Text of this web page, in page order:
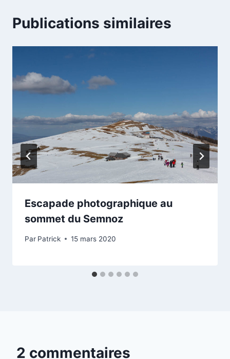
Publications similaires
Escapade photographique au
sommet du Semnoz
Par Patrick 15 mars 2020
2 commentaires